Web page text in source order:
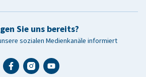
Sie uns bereits?
sozialen Medienkanäle informiert